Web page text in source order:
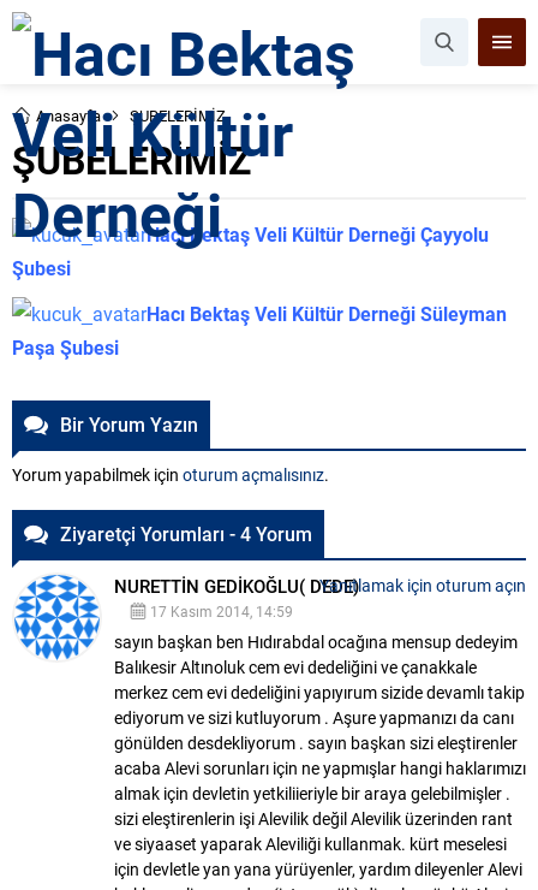
Anasayfa ŞUBELERİMİZ
ŞUBELERİMİZ
Hacı Bektaş Veli Kültür Derneği Çayyolu
Şubesi
Hacı Bektaş Veli Kültür Derneği Süleyman
Paşa Şubesi
Bir Yorum Yazın
Yorum yapabilmek için oturum açmalısınız.
Ziyaretçi Yorumları - 4 Yorum
NURETTİN GEDİKOĞLU( DEDE)
17 Kasım 2014, 14:59
sayın başkan ben Hıdırabdal ocağına mensup dedeyim
Balıkesir Altınoluk cem evi dedeliğini ve çanakkale
merkez cem evi dedeliğini yapıyırum sizide devamlı takip
ediyorum ve sizi kutluyorum . Aşure yapmanızı da canı
gönülden desdekliyorum . sayın başkan sizi eleştirenler
acaba Alevi sorunları için ne yapmışlar hangi haklarımızı
almak için devletin yetkiliieriyle bir araya gelebilmişler .
sizi eleştirenlerin işi Alevilik değil Alevilik üzerinden rant
ve siyaaset yaparak Aleviliği kullanmak. kürt meselesi
için devletle yan yana yürüyenler, yardım dileyenler Alevi
Yanıtlamak için oturum açın